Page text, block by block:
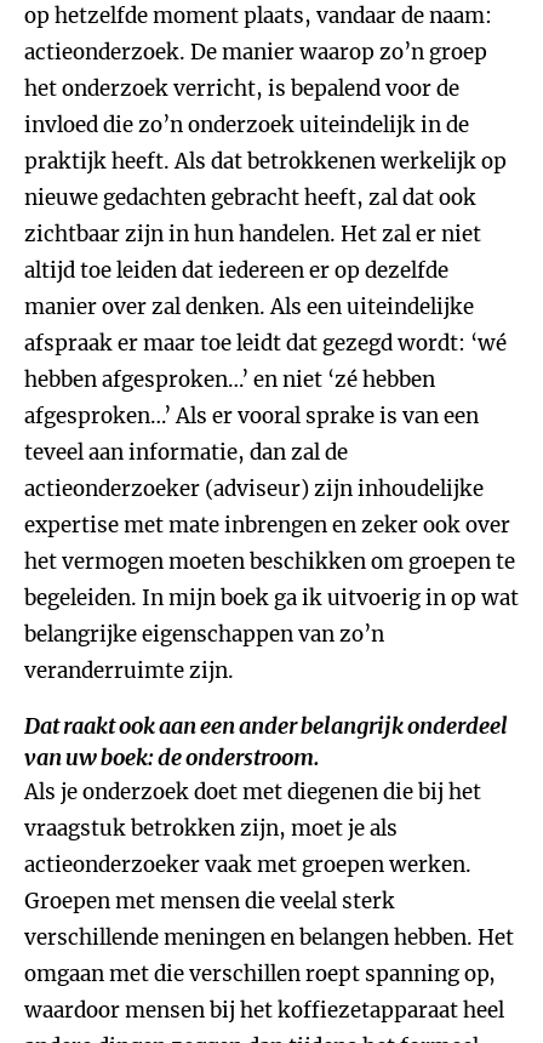
op hetzelfde moment plaats, vandaar de naam:
actieonderzoek. De manier waarop zo’n groep
het onderzoek verricht, is bepalend voor de
invloed die zo’n onderzoek uiteindelijk in de
praktijk heeft. Als dat betrokkenen werkelijk op
nieuwe gedachten gebracht heeft, zal dat ook
zichtbaar zijn in hun handelen. Het zal er niet
altijd toe leiden dat iedereen er op dezelfde
manier over zal denken. Als een uiteindelijke
afspraak er maar toe leidt dat gezegd wordt: ‘wé
hebben afgesproken…’ en niet ‘zé hebben
afgesproken…’ Als er vooral sprake is van een
teveel aan informatie, dan zal de
actieonderzoeker (adviseur) zijn inhoudelijke
expertise met mate inbrengen en zeker ook over
het vermogen moeten beschikken om groepen te
begeleiden. In mijn boek ga ik uitvoerig in op wat
belangrijke eigenschappen van zo’n
veranderruimte zijn.
Dat raakt ook aan een ander belangrijk onderdeel
van uw boek: de onderstroom.
Als je onderzoek doet met diegenen die bij het
vraagstuk betrokken zijn, moet je als
actieonderzoeker vaak met groepen werken.
Groepen met mensen die veelal sterk
verschillende meningen en belangen hebben. Het
omgaan met die verschillen roept spanning op,
waardoor mensen bij het koffiezetapparaat heel